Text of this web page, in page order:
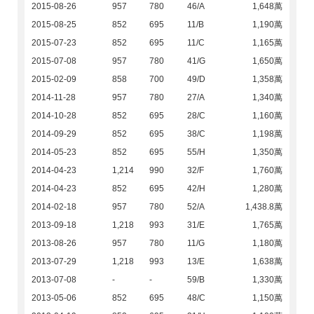
2015-08-26 957 780 46/A
1,648萬
2015-08-25
852 695 11/B
1,190萬
2015-07-23
852 695 11/C
1,165萬
2015-07-08
957 780 41/G
1,650萬
2015-02-09
858 700 49/D
1,358萬
2014-11-28
957 780 27/A
1,340萬
2014-10-28
852 695 28/C
1,160萬
2014-09-29
852 695 38/C
1,198萬
2014-05-23
852 695 55/H
1,350萬
2014-04-23
1,214 990 32/F
1,760萬
2014-04-23
852 695 42/H
1,280萬
2014-02-18
957 780 52/A
1,438.8萬
2013-09-18
1,218 993 31/E
1,765萬
2013-08-26
957 780 11/G
1,180萬
2013-07-29
1,218 993 13/E
1,638萬
2013-07-08
- - 59/B
1,330萬
2013-05-06
852 695 48/C
1,150萬